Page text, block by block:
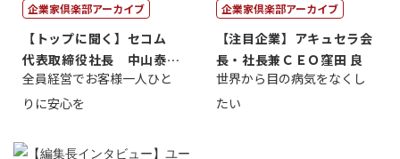
企業家倶楽部アーカイブ
【トップに聞く】セコム
代表取締役社長 中山泰
男
全員経営でお客様一人ひと
りに安心を
企業家倶楽部アーカイブ
【注目企業】アキュセラ会
長・社長兼ＣＥＯ窪田 良
世界から目の病気をなくし
たい